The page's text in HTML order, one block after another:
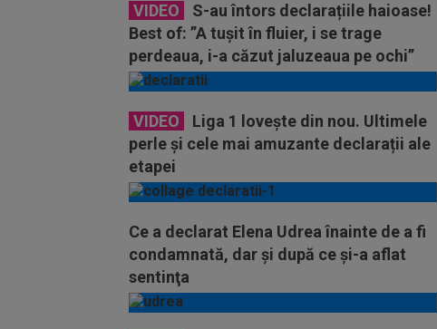
VIDEO
S-au întors declarațiile haioase!
Best of: ”A tușit în fluier, i se trage
perdeaua, i-a căzut jaluzeaua pe ochi”
VIDEO
Liga 1 lovește din nou. Ultimele
perle și cele mai amuzante declarații ale
etapei
Ce a declarat Elena Udrea înainte de a fi
condamnată, dar şi după ce şi-a aflat
sentinţa